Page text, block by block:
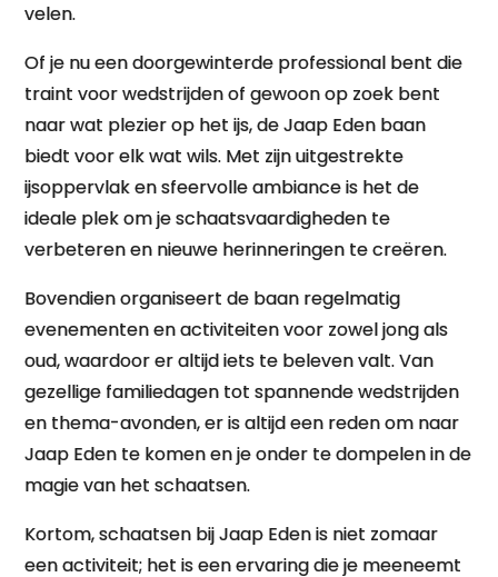
velen.
Of je nu een doorgewinterde professional bent die
traint voor wedstrijden of gewoon op zoek bent
naar wat plezier op het ijs, de Jaap Eden baan
biedt voor elk wat wils. Met zijn uitgestrekte
ijsoppervlak en sfeervolle ambiance is het de
ideale plek om je schaatsvaardigheden te
verbeteren en nieuwe herinneringen te creëren.
Bovendien organiseert de baan regelmatig
evenementen en activiteiten voor zowel jong als
oud, waardoor er altijd iets te beleven valt. Van
gezellige familiedagen tot spannende wedstrijden
en thema-avonden, er is altijd een reden om naar
Jaap Eden te komen en je onder te dompelen in de
magie van het schaatsen.
Kortom, schaatsen bij Jaap Eden is niet zomaar
een activiteit; het is een ervaring die je meeneemt